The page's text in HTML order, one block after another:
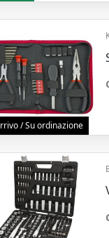
/ Su ordinazione